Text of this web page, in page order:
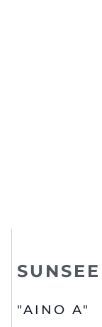
"AINO A"